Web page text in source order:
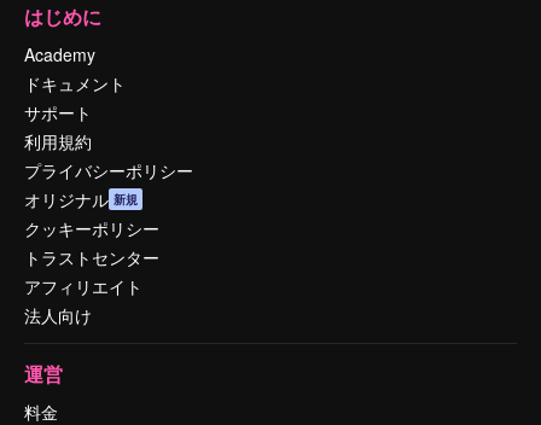
はじめに
Academy
ドキュメント
サポート
利用規約
プライバシーポリシー
オリジナル 新規
クッキーポリシー
トラストセンター
アフィリエイト
法人向け
運営
料金